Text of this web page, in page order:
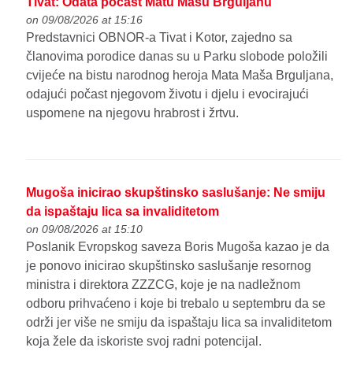
on 09/08/2026 at 15:16
Predstavnici OBNOR-a Tivat i Kotor, zajedno sa
članovima porodice danas su u Parku slobode položili
cvijeće na bistu narodnog heroja Mata Maša Brguljana,
odajući počast njegovom životu i djelu i evocirajući
uspomene na njegovu hrabrost i žrtvu.
Mugoša inicirao skupštinsko saslušanje: Ne smiju
da ispaštaju lica sa invaliditetom
on 09/08/2026 at 15:10
Poslanik Evropskog saveza Boris Mugoša kazao je da
je ponovo inicirao skupštinsko saslušanje resornog
ministra i direktora ZZZCG, koje je na nadležnom
odboru prihvaćeno i koje bi trebalo u septembru da se
održi jer više ne smiju da ispaštaju lica sa invaliditetom
koja žele da iskoriste svoj radni potencijal.